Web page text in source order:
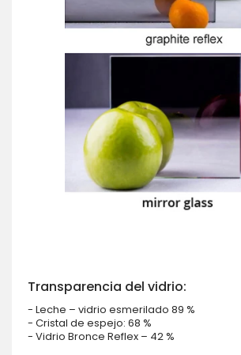
Transparencia del vidrio:
- Leche – vidrio esmerilado 89 %
- Cristal de espejo: 68 %
- Vidrio Bronce Reflex – 42 %